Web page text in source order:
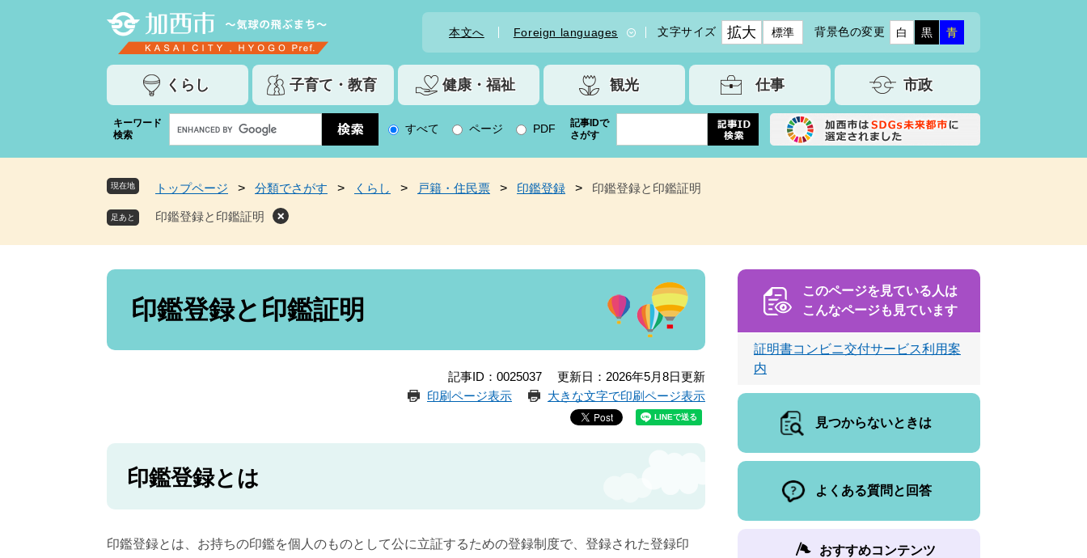
本文へ Foreign languages 文字サイズ 拡大 標準 背景色の変更 白 黒 青
くらし 子育て・教育 健康・福祉 観光 仕事 市政
キーワード
検索
o
l
カ
索
すべて ページ PDF
記事IDで
さがす
現在地 トップページ > 分類でさがす > くらし > 戸籍・住民票 > 印鑑登録 > 印鑑登録と印鑑証明
印鑑登録と印鑑証明
本
印鑑登録と印鑑証明
記事ID：0025037
更新日：2026年5月8日更新
印刷ページ表示
大きな文字で印刷ページ表示
印鑑登録とは
印鑑登録とは、お持ちの印鑑を個人のものとして公に立証するための登録制度で、登録された登録印
このページを見ている人は
こんなページも見ています
証明書コンビニ交付サービス利用案
内
見つからないときは
よくある質問と回答
おすすめコンテンツ